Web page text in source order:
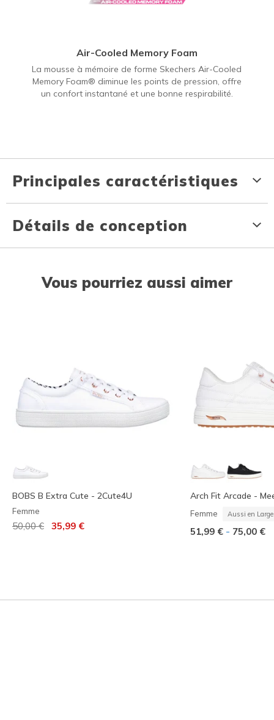
Air-Cooled Memory Foam
La mousse à mémoire de forme Skechers Air-Cooled
Memory Foam® diminue les points de pression, offre
un confort instantané et une bonne respirabilité.
Principales caractéristiques
Détails de conception
Vous pourriez aussi aimer
BOBS B Extra Cute - 2Cute4U
Femme
Prix réduit de
50,00 € 35,99 €
Arch Fit Arcade -
Femme Aussi en Large
51,99 € - 75,00 €